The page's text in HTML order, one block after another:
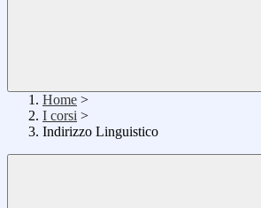
Home >
I corsi >
Indirizzo Linguistico